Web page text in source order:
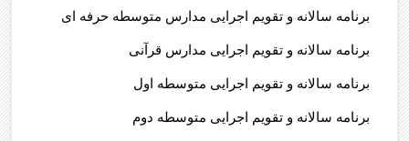
برنامه سالانه و تقویم اجرایی مدارس متوسطه حرفه ای
برنامه سالانه و تقویم اجرایی مدارس قرآنی
برنامه سالانه و تقویم اجرایی متوسطه اول
برنامه سالانه و تقویم اجرایی متوسطه دوم